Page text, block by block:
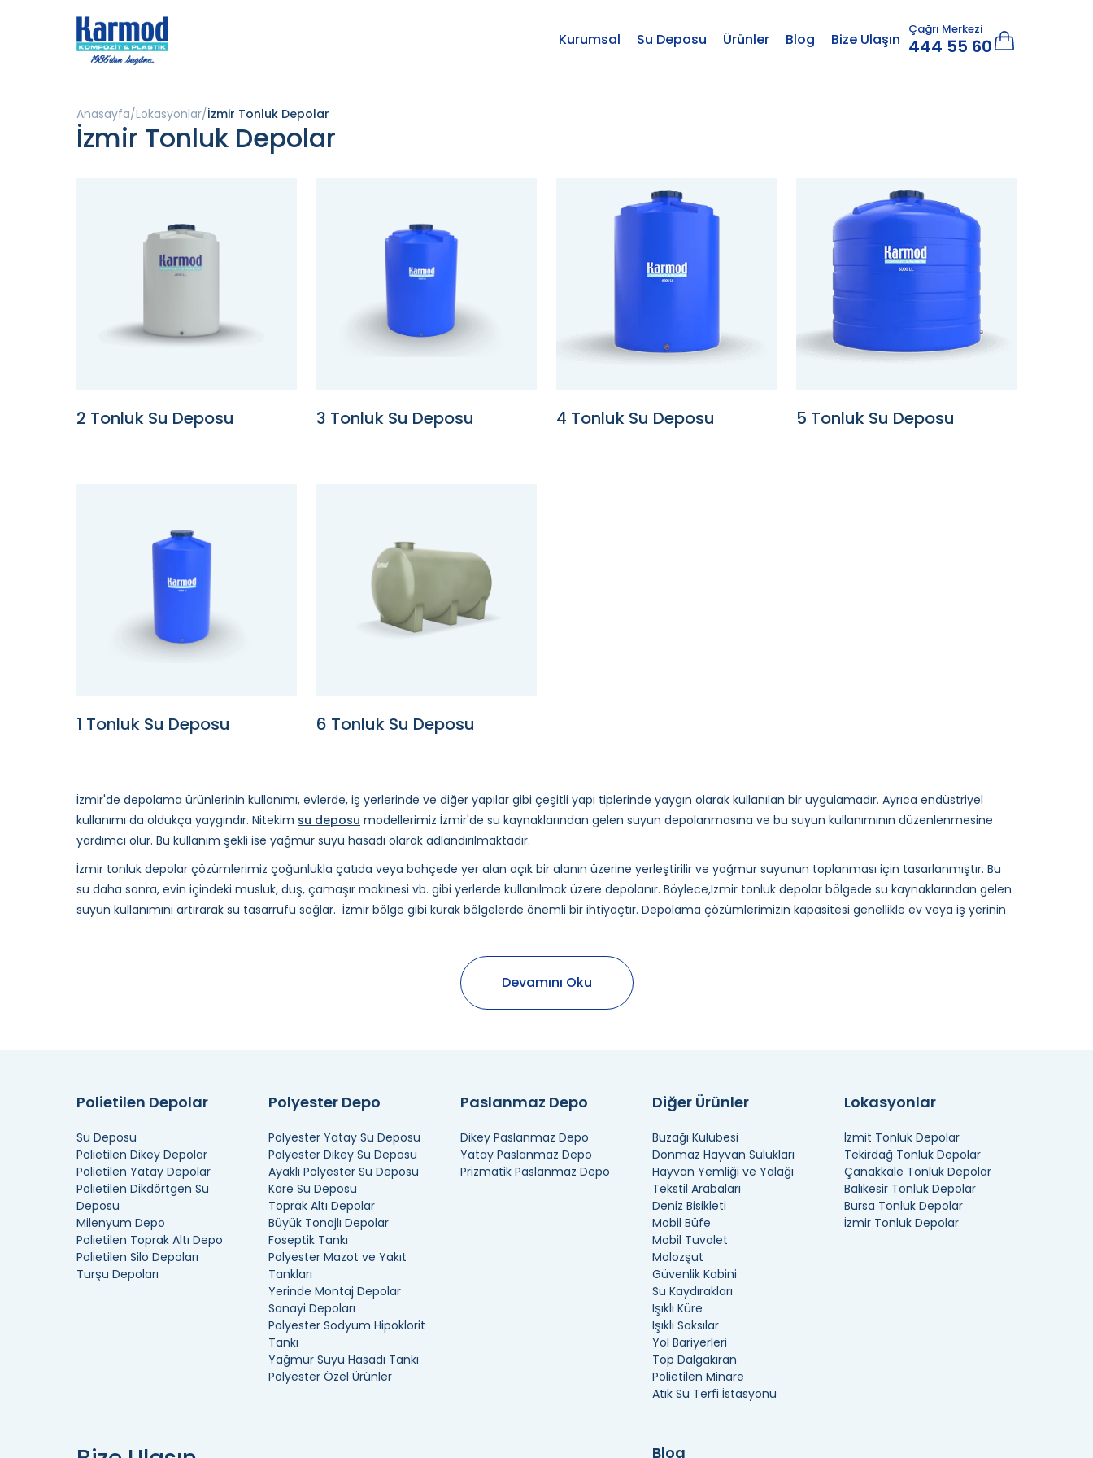
Kurumsal Su Deposu Ürünler Blog Bize Ulaşın
Çağrı Merkezi
444 55 60
Anasayfa Lokasyonlar İzmir Tonluk Depolar
İzmir Tonluk Depolar
2 Tonluk Su Deposu 3 Tonluk Su Deposu 4 Tonluk Su Deposu 5 Tonluk Su Deposu
1 Tonluk Su Deposu 6 Tonluk Su Deposu
İzmir'de depolama ürünlerinin kullanımı, evlerde, iş yerlerinde ve diğer yapılar gibi çeşitli yapı tiplerinde yaygın olarak kullanılan bir uygulamadır. Ayrıca endüstriyel
kullanımı da oldukça yaygındır. Nitekim su deposu modellerimiz İzmir'de su kaynaklarından gelen suyun depolanmasına ve bu suyun kullanımının düzenlenmesine
yardımcı olur. Bu kullanım şekli ise yağmur suyu hasadı olarak adlandırılmaktadır.
İzmir tonluk depolar çözümlerimiz çoğunlukla çatıda veya bahçede yer alan açık bir alanın üzerine yerleştirilir ve yağmur suyunun toplanması için tasarlanmıştır. Bu
su daha sonra, evin içindeki musluk, duş, çamaşır makinesi vb. gibi yerlerde kullanılmak üzere depolanır. Böylece,İzmir tonluk depolar bölgede su kaynaklarından gelen
suyun kullanımını artırarak su tasarrufu sağlar. İzmir bölge gibi kurak bölgelerde önemli bir ihtiyaçtır. Depolama çözümlerimizin kapasitesi genellikle ev veya iş yerinin
İzmir Tonluk Depo Modelleri
İzmir tonluk depolar İzmir bölgede oldukça uygundur ve farklı modellerde bulunur ve yatay, dikey ve dikdörtgen tasarımlı depolar en yaygın olanlarıdır. Bunların
yanında İstanbul tonluk depo
çözümlerimizde oldukça dayanıklı ve oldukça yaygın bir kullanım alanına sahiptir. Her bir depolama modeli, farklı avantajlara ve
kullanım alanlarına sahiptir. Yatay tasarıma sahip İzmir tonluk depo çözümlerimiz çoğunlukla zemin üzerine veya çatıya monte edilir ve uzun, yatay bir şekle sahiptir.
Bu depolar, yüksek hacimli depolama kapasitesi sağlamak için idealdir. Ayrıca, yer kaplamaz ve geniş bir kullanım alanı sunar. Ayrıca yatay olarak kullanımı yaygın olan
villalar, bahçeler ve çiftlikler gibi yerlerde sıkça kullanılır.
İzmir Tonluk Depo Özellikleri
1 tonluk su deposu
çözümlerimiz, genellikle farklı boyutlarda ve kapasitelerde üretilir ve farklı malzemelerden yapılmış olabilirler. Bu nedenle, depolama ürünlerinin
özellikleri geniş bir yelpazede değişebilir. Bu değişim faktörleri tasarımları ve ebatları noktasındadır. Malzeme noktasında ise modellerimiz farklı malzemelerden
yapılmıştır. En yaygın malzemeler arasında plastik, çelik, fiberglas bulunur. Dayanıklılık noktasında ise sert hava koşullarına, yüksek sıcaklıklara ve diğer aşındırıcı
Devamını Oku
Polietilen Depolar
Su Deposu
Polietilen Dikey Depolar
Polietilen Yatay Depolar
Polietilen Dikdörtgen Su
Deposu
Milenyum Depo
Polietilen Toprak Altı Depo
Polietilen Silo Depoları
Turşu Depoları
Polyester Depo
Polyester Yatay Su Deposu
Polyester Dikey Su Deposu
Ayaklı Polyester Su Deposu
Kare Su Deposu
Toprak Altı Depolar
Büyük Tonajlı Depolar
Foseptik Tankı
Polyester Mazot ve Yakıt
Tankları
Yerinde Montaj Depolar
Sanayi Depoları
Polyester Sodyum Hipoklorit
Tankı
Yağmur Suyu Hasadı Tankı
Polyester Özel Ürünler
Paslanmaz Depo
Dikey Paslanmaz Depo
Yatay Paslanmaz Depo
Prizmatik Paslanmaz Depo
Diğer Ürünler
Buzağı Kulübesi
Donmaz Hayvan Sulukları
Hayvan Yemliği ve Yalağı
Tekstil Arabaları
Deniz Bisikleti
Mobil Büfe
Mobil Tuvalet
Molozşut
Güvenlik Kabini
Su Kaydırakları
Işıklı Küre
Işıklı Saksılar
Yol Bariyerleri
Top Dalgakıran
Polietilen Minare
Atık Su Terfi İstasyonu
Lokasyonlar
İzmit Tonluk Depolar
Tekirdağ Tonluk Depolar
Çanakkale Tonluk Depolar
Balıkesir Tonluk Depolar
Bursa Tonluk Depolar
İzmir Tonluk Depolar
Blog